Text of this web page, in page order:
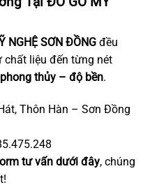
NGHỆ SƠN ĐỒNG đều
liệu đến từng nét
thủy – độ bền.
Thôn Hàn – Sơn Đồng
tư vấn dưới đây, chúng